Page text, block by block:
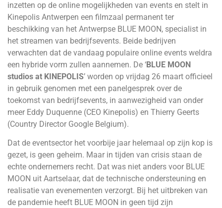
inzetten op de online mogelijkheden van events en stelt in
Kinepolis Antwerpen een filmzaal permanent ter
beschikking van het Antwerpse BLUE MOON, specialist in
het streamen van bedrijfsevents. Beide bedrijven
verwachten dat de vandaag populaire online events weldra
een hybride vorm zullen aannemen. De ‘BLUE MOON
studios at KINEPOLIS’ worden op vrijdag 26 maart officieel
in gebruik genomen met een panelgesprek over de
toekomst van bedrijfsevents, in aanwezigheid van onder
meer Eddy Duquenne (CEO Kinepolis) en Thierry Geerts
(Country Director Google Belgium).
Dat de eventsector het voorbije jaar helemaal op zijn kop is
gezet, is geen geheim. Maar in tijden van crisis staan de
echte ondernemers recht. Dat was niet anders voor BLUE
MOON uit Aartselaar, dat de technische ondersteuning en
realisatie van evenementen verzorgt. Bij het uitbreken van
de pandemie heeft BLUE MOON in geen tijd zijn